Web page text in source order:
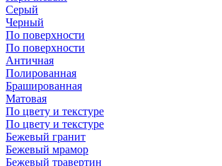
Серый
Черный
По поверхности
По поверхности
Античная
Полированная
Брашированная
Матовая
По цвету и текстуре
По цвету и текстуре
Бежевый гранит
Бежевый мрамор
Бежевый травертин